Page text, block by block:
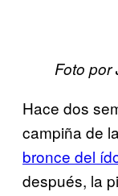
Foto por
Hace dos
campiña de
bronce del
después, la